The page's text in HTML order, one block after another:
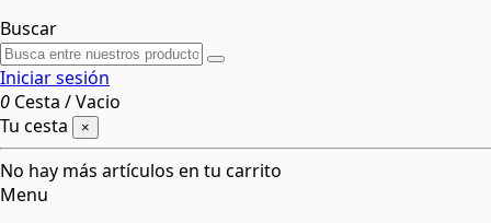
Buscar
Iniciar sesión
0 Cesta /Vacio
Tu cesta
×
No hay más artículos en tu carrito
Menu